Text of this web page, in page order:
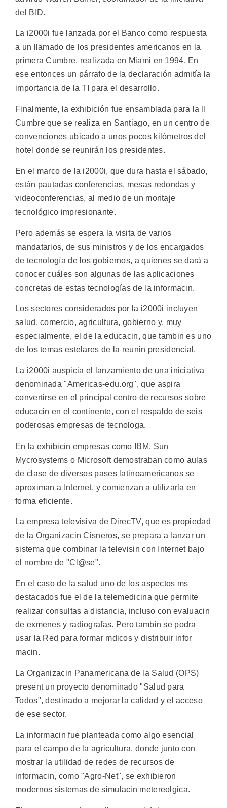
del BID.
La i2000i fue lanzada por el Banco como respuesta
a un llamado de los presidentes americanos en la
primera Cumbre, realizada en Miami en 1994. En
ese entonces un párrafo de la declaración admitía la
importancia de la TI para el desarrollo.
Finalmente, la exhibición fue ensamblada para la II
Cumbre que se realiza en Santiago, en un centro de
convenciones ubicado a unos pocos kilómetros del
hotel donde se reunirán los presidentes.
En el marco de la i2000i, que dura hasta el sábado,
están pautadas conferencias, mesas redondas y
videoconferencias, al medio de un montaje
tecnológico impresionante.
Pero además se espera la visita de varios
mandatarios, de sus ministros y de los encargados
de tecnología de los gobiernos, a quienes se dará a
conocer cuáles son algunas de las aplicaciones
concretas de estas tecnologías de la informacin.
Los sectores considerados por la i2000i incluyen
salud, comercio, agricultura, gobierno y, muy
especialmente, el de la educacin, que tambin es uno
de los temas estelares de la reunin presidencial.
La i2000i auspicia el lanzamiento de una iniciativa
denominada "Americas-edu.org", que aspira
convertirse en el principal centro de recursos sobre
educacin en el continente, con el respaldo de seis
poderosas empresas de tecnologa.
En la exhibicin empresas como IBM, Sun
Mycrosystems o Microsoft demostraban como aulas
de clase de diversos pases latinoamericanos se
aproximan a Internet, y comienzan a utilizarla en
forma eficiente.
La empresa televisiva de DirecTV, que es propiedad
de la Organizacin Cisneros, se prepara a lanzar un
sistema que combinar la televisin con Internet bajo
el nombre de "Cl@se".
En el caso de la salud uno de los aspectos ms
destacados fue el de la telemedicina que permite
realizar consultas a distancia, incluso con evaluacin
de exmenes y radiografas. Pero tambin se podra
usar la Red para formar mdicos y distribuir infor
macin.
La Organizacin Panamericana de la Salud (OPS)
present un proyecto denominado "Salud para
Todos", destinado a mejorar la calidad y el acceso
de ese sector.
La informacin fue planteada como algo esencial
para el campo de la agricultura, donde junto con
mostrar la utilidad de redes de recursos de
informacin, como "Agro-Net", se exhibieron
modernos sistemas de simulacin metereolgica.